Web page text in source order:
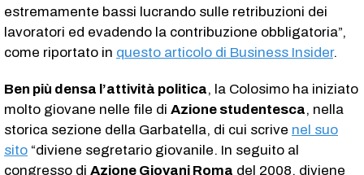
estremamente bassi lucrando sulle retribuzioni dei
lavoratori ed evadendo la contribuzione obbligatoria”,
come riportato in questo articolo di Business Insider.
Ben più densa l’attività politica, la Colosimo ha iniziato
molto giovane nelle file di Azione studentesca, nella
storica sezione della Garbatella, di cui scrive nel suo
sito “diviene segretario giovanile. In seguito al
congresso di Azione Giovani Roma del 2008, diviene